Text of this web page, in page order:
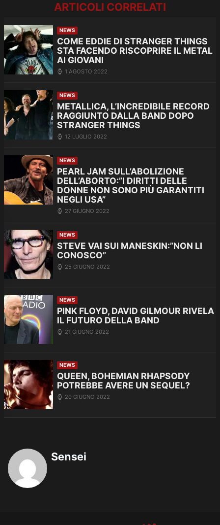
ARTICOLI CORRELATI
NEWS
COME EDDIE DI STRANGER THINGS
STA FACENDO RISCOPRIRE IL METAL
AI GIOVANI
1 AGOSTO 2022
NEWS
METALLICA, L’INCREDIBILE RECORD
RAGGIUNTO DALLA BAND DOPO
STRANGER THINGS
12 LUGLIO 2022
NEWS
PEARL JAM SULL’ABOLIZIONE
DELL’ABORTO:”I DIRITTI DELLE
DONNE NON SONO PIÙ GARANTITI
NEGLI USA”
27 GIUGNO 2022
NEWS
STEVE VAI SUI MANESKIN:”NON LI
CONOSCO”
25 GIUGNO 2022
NEWS
PINK FLOYD, DAVID GILMOUR RIVELA
IL FUTURO DELLA BAND
21 GIUGNO 2022
NEWS
QUEEN, BOHEMIAN RHAPSODY
POTREBBE AVERE UN SEQUEL?
20 GIUGNO 2022
Sensei